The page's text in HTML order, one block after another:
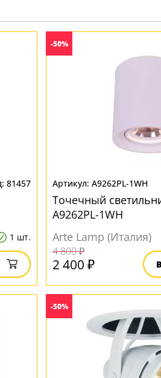
81457
1 шт.
-50%
A9262PL-1WH
Точечный
A9262PL-1WH
Arte Lamp (Италия)
4 800 ₽
2 400 ₽
-50%